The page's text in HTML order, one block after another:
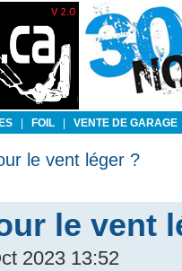
FOIL VENTE DE GARAGE
le vent léger ?
le vent
2023 13:52